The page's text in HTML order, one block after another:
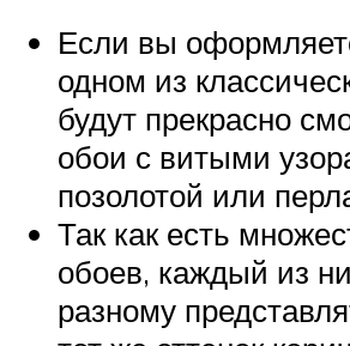
Если вы
одном из
будут прекрасно
обои с витыми
позолотой или
Так как есть
обоев, каждый из
разному